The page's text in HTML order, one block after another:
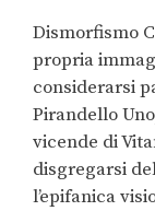
Dismorfismo
propria
considerarsi
Pirandello
vicende di
disgregarsi
l’epifanica